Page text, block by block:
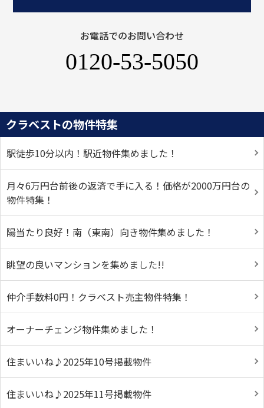
お電話でのお問い合わせ
0120-53-5050
クラベストの物件特集
駅徒歩10分以内！駅近物件集めました！
月々6万円台前後の返済で手に入る！価格が2000万円台の
物件特集！
陽当たり良好！南（東南）向き物件集めました！
眺望の良いマンションを集めました!!
仲介手数料0円！クラベスト売主物件特集！
オーナーチェンジ物件集めました！
住まいいね♪2025年10号掲載物件
住まいいね♪2025年11号掲載物件